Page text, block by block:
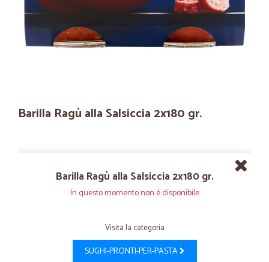
Barilla Ragù alla Salsiccia 2x180 gr.
Barilla Ragù alla Salsiccia 2x180 gr.
In questo momento non è disponibile
Visita la categoria
SUGHI-PRONTI-PER-PASTA